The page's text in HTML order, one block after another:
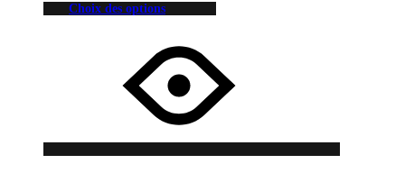
Choix des options